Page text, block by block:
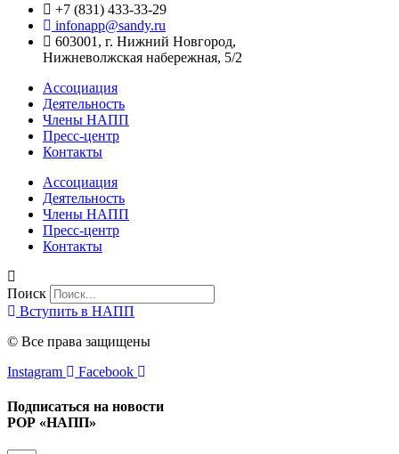
+7 (831) 433-33-29
infonapp@sandy.ru
603001, г. Нижний Новгород,
Нижневолжская набережная, 5/2
Ассоциация
Деятельность
Члены НАПП
Пресс-центр
Контакты
Ассоциация
Деятельность
Члены НАПП
Пресс-центр
Контакты
Поиск
Вступить в НАПП
© Все права защищены
Instagram
Facebook
Подписаться на новости
РОР «НАПП»